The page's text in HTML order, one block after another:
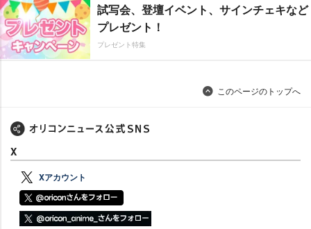
試写会、登壇イベント、サインチェキなど
プレゼント！
プレゼント特集
このページのトップへ
X
Xアカウント